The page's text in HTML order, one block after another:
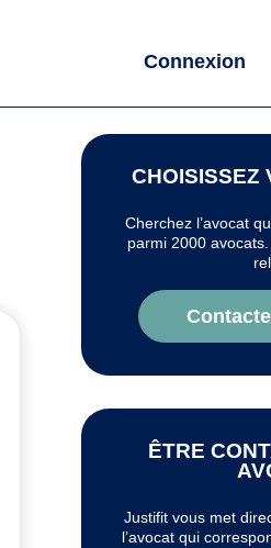
Connexion
CHOISISSEZ
Cherchez l’avocat
parmi 2000
ÊTRE
Justifit vous met
l’avocat qui